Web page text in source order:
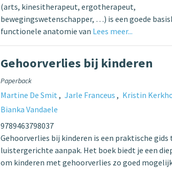
(arts, kinesitherapeut, ergotherapeut,
bewegingswetenschapper, …) is een goede
functionele anatomie van Lees meer...
Gehoorverlies bij kinderen
Paperback
Martine De Smit Jarle Franceus
Kristin
Bianka Vandaele
9789463798037
Gehoorverlies bij kinderen is een praktische gids
luistergerichte aanpak. Het boek biedt je een
om kinderen met gehoorverlies zo goed